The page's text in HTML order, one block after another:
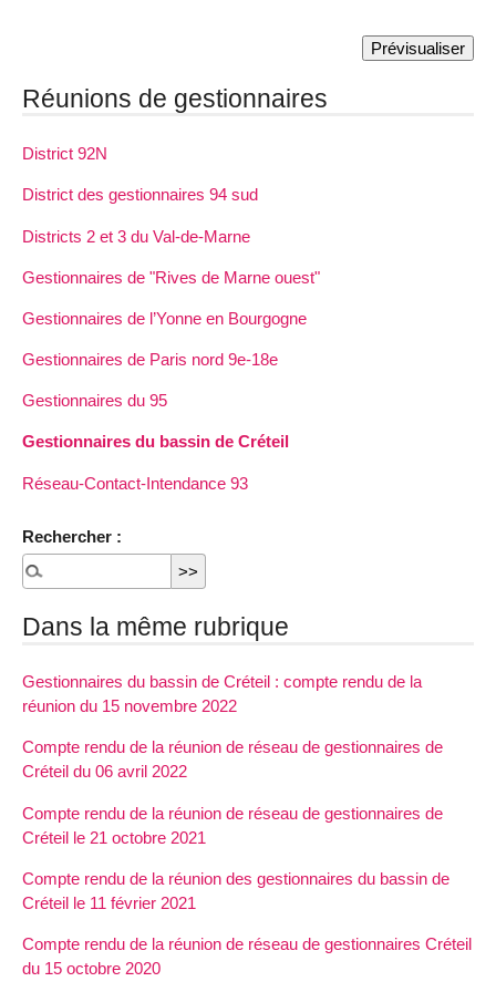
Réunions de gestionnaires
District 92N
District des gestionnaires 94 sud
Districts 2 et 3 du Val-de-Marne
Gestionnaires de "Rives de Marne ouest"
Gestionnaires de l’Yonne en Bourgogne
Gestionnaires de Paris nord 9e-18e
Gestionnaires du 95
Gestionnaires du bassin de Créteil
Réseau-Contact-Intendance 93
Rechercher :
Dans la même rubrique
Gestionnaires du bassin de Créteil : compte rendu de la
réunion du 15 novembre 2022
Compte rendu de la réunion de réseau de gestionnaires de
Créteil du 06 avril 2022
Compte rendu de la réunion de réseau de gestionnaires de
Créteil le 21 octobre 2021
Compte rendu de la réunion des gestionnaires du bassin de
Créteil le 11 février 2021
Compte rendu de la réunion de réseau de gestionnaires Créteil
du 15 octobre 2020